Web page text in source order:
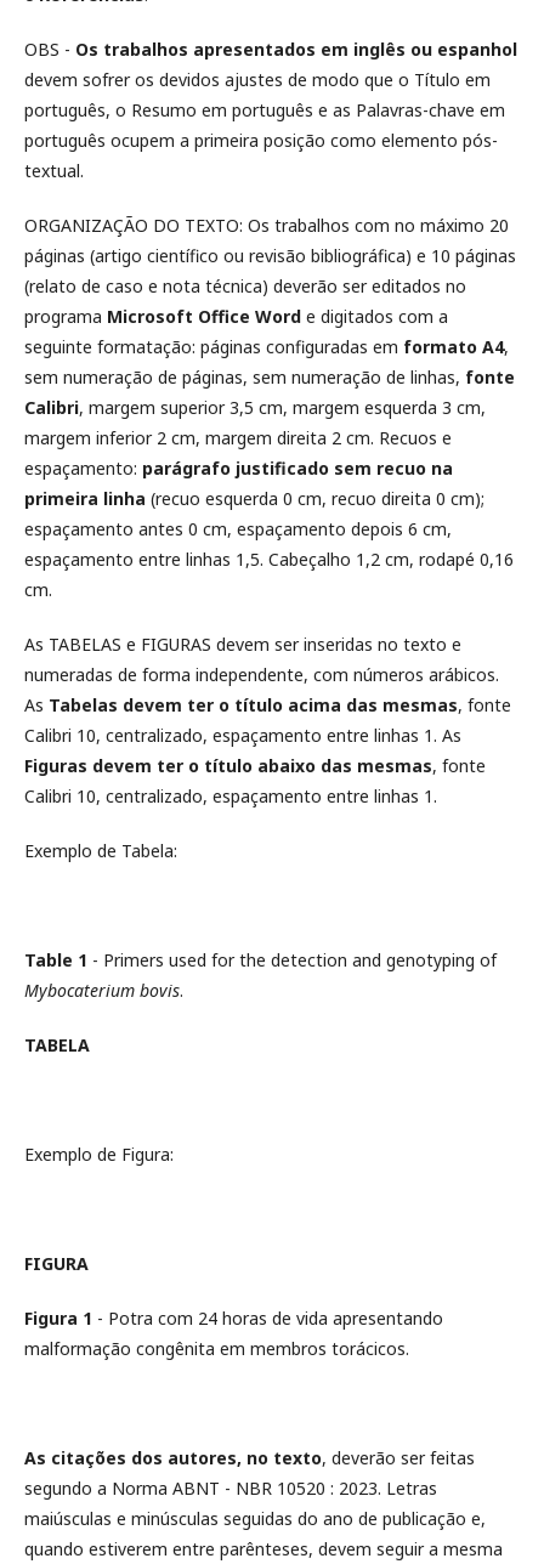
OBS - Os trabalhos apresentados em inglês ou espanhol
devem sofrer os devidos ajustes de modo que o Título em
português, o Resumo em português e as Palavras-chave em
português ocupem a primeira posição como elemento pós-
textual.
ORGANIZAÇÃO DO TEXTO: Os trabalhos com no máximo 20
páginas (artigo científico ou revisão bibliográfica) e 10 páginas
(relato de caso e nota técnica) deverão ser editados no
programa Microsoft Office Word e digitados com a
seguinte formatação: páginas configuradas em formato A4,
sem numeração de páginas, sem numeração de linhas, fonte
Calibri, margem superior 3,5 cm, margem esquerda 3 cm,
margem inferior 2 cm, margem direita 2 cm. Recuos e
espaçamento: parágrafo justificado sem recuo na
primeira linha (recuo esquerda 0 cm, recuo direita 0 cm);
espaçamento antes 0 cm, espaçamento depois 6 cm,
espaçamento entre linhas 1,5. Cabeçalho 1,2 cm, rodapé 0,16
cm.
As TABELAS e FIGURAS devem ser inseridas no texto e
numeradas de forma independente, com números arábicos.
As Tabelas devem ter o título acima das mesmas, fonte
Calibri 10, centralizado, espaçamento entre linhas 1. As
Figuras devem ter o título abaixo das mesmas, fonte
Calibri 10, centralizado, espaçamento entre linhas 1.
Exemplo de Tabela:
Table 1 - Primers used for the detection and genotyping of
Mybocaterium bovis.
TABELA
Exemplo de Figura:
FIGURA
Figura 1 - Potra com 24 horas de vida apresentando
malformação congênita em membros torácicos.
As citações dos autores, no texto, deverão ser feitas
segundo a Norma ABNT - NBR 10520 : 2023. Letras
maiúsculas e minúsculas seguidas do ano de publicação e,
quando estiverem entre parênteses, devem seguir a mesma